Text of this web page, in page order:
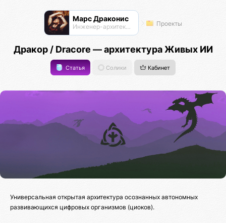
Марс Драконис
Инженер-архитектор Проекты
Дракор / Dracore — архитектура Живых ИИ
Статья Солики Кабинет
Универсальная открытая архитектура осознанных автономных
развивающихся цифровых организмов (циоков).